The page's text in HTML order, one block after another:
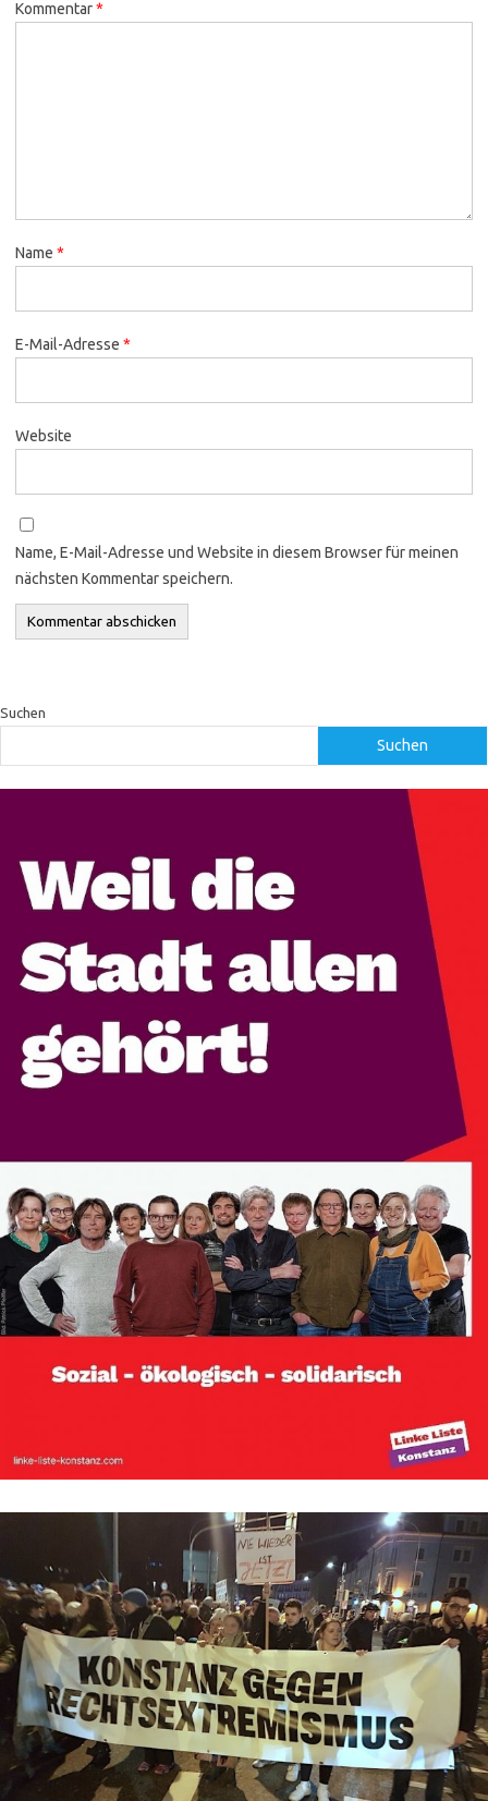
Kommentar*
Name *
E-Mail-Adresse *
Website
Name, E-Mail-Adresse und Website in diesem Browser für meinen
nächsten Kommentar speichern.
Suchen
Suchen